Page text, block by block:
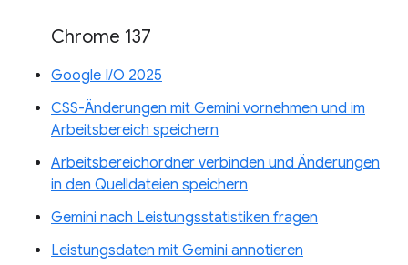
Chrome 137
Google I/O 2025
CSS-Änderungen mit Gemini vornehmen und im
Arbeitsbereich speichern
Arbeitsbereichordner verbinden und Änderungen
in den Quelldateien speichern
Gemini nach Leistungsstatistiken fragen
Leistungsdaten mit Gemini annotieren